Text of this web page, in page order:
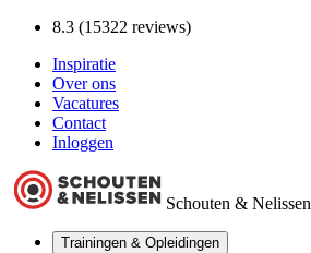
8.3 (15322 reviews)
Inspiratie
Over ons
Vacatures
Contact
Inloggen
Schouten & Nelissen
Trainingen & Opleidingen